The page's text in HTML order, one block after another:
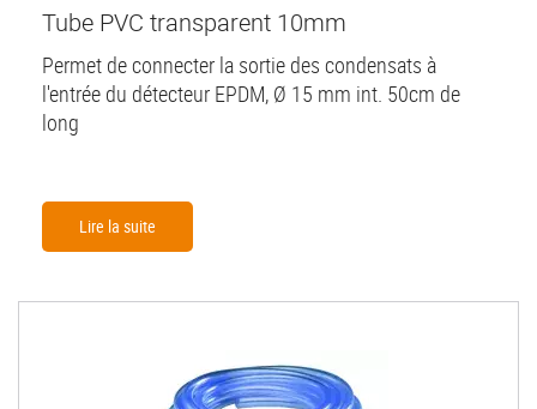
Tube PVC transparent 10mm
Permet de connecter la sortie des condensats à
l'entrée du détecteur EPDM, Ø 15 mm int. 50cm de
long
Lire la suite